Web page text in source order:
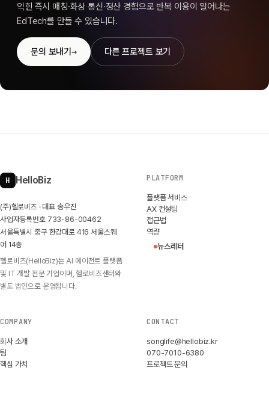
익힌 즉시 매칭·화상 통신·정산 경험으로 반복 이용이 일어나는
EdTech를 만들 수 있습니다.
문의 보내기→ 다른 프로젝트 보기
H HelloBiz
(주)헬로비즈 · 대표 송우진
사업자등록번호 733-86-00462
서울특별시 중구 한강대로 416 서울스퀘
어 14층
헬로비즈(HelloBiz)는 AI 에이전트 플랫폼
및 IT 개발 전문 기업이며, 헬로비즈센터와
별도 법인으로 운영됩니다.
PLATFORM
플랫폼 서비스
AX 컨설팅
접근법
역량
뉴스레터
COMPANY
회사 소개
팀
핵심 가치
CONTACT
songlife@hellobiz.kr
070-7010-6380
프로젝트 문의